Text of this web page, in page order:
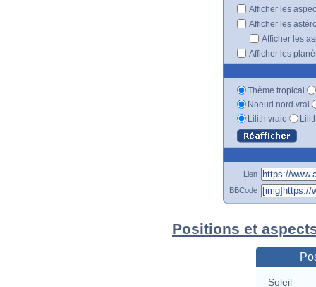
Afficher les
Afficher les
Afficher les
Afficher les
Thème tropical
Noeud nord vrai
Lilith vraie
Lien
BBCode
Positions et
Soleil